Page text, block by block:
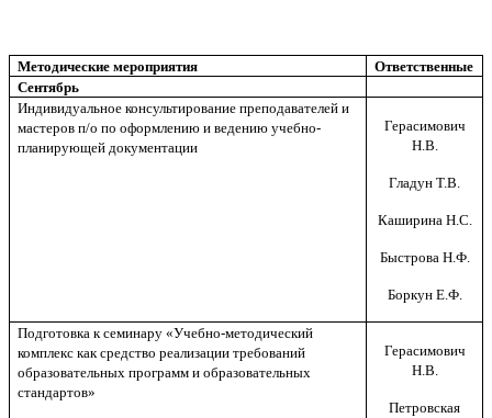
Методические мероприятия
Ответственные
Сентябрь
Индивидуальное консультирование преподавателей и
мастеров п/о по оформлению и ведению учебно-
планирующей документации
Герасимович
Н.В.
Гладун Т.В.
Каширина Н.С.
Быстрова Н.Ф.
Боркун Е.Ф.
Подготовка к семинару «Учебно-методический
комплекс как средство реализации требований
образовательных программ и образовательных
стандартов»
Герасимович
Н.В.
Петровская